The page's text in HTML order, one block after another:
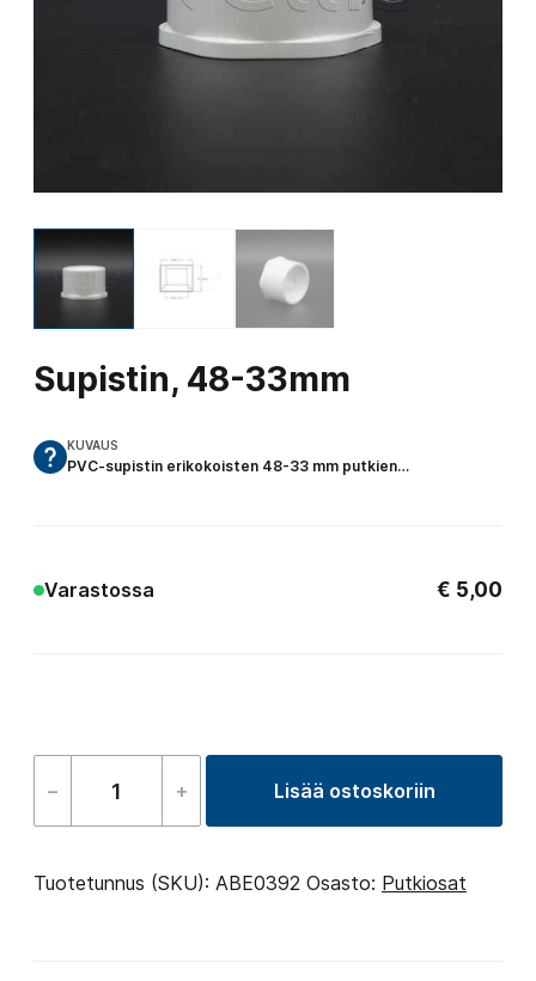
Supistin, 48-33mm
KUVAUS
PVC-supistin erikokoisten 48-33 mm putkien…
Varastossa € 5,00
–
Supistin,
33mm
+ Lisää ostoskoriin
Tuotetunnus (SKU): ABE0392 Osasto: Putkiosat